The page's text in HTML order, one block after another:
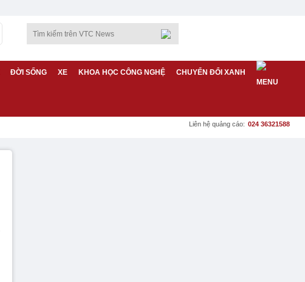
ĐỜI SỐNG XE KHOA HỌC CÔNG NGHỆ CHUYỂN ĐỔI XANH
Liên hệ quảng cáo: 024 36321588